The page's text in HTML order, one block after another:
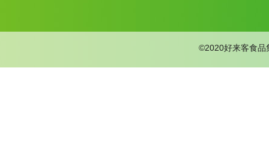
©2020好来客食品